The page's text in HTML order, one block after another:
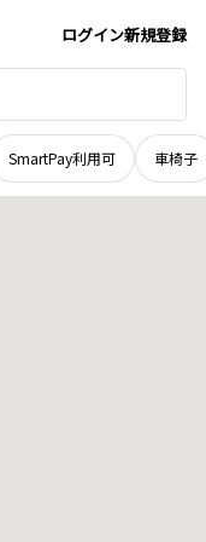
ログイン新規登録
SmartPay利用可 車椅子